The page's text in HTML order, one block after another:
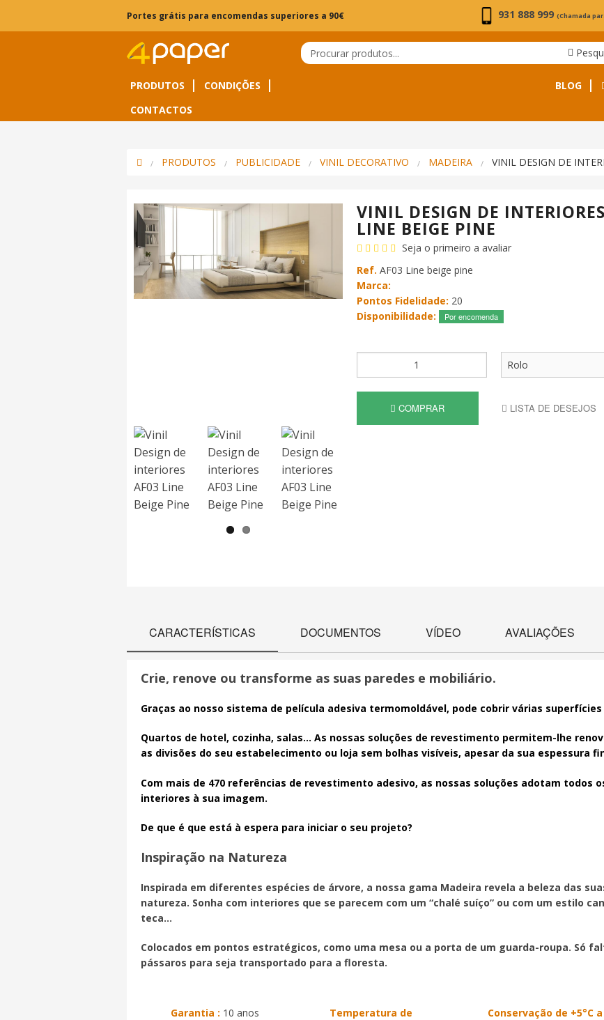
Portes grátis para encomendas superiores a 90€ 931 888 999 (Chamada
PRODUTOS
CONDIÇÕES
CONTACTOS
BLOG
PRODUTOS PUBLICIDADE VINIL DECORATIVO MADEIRA VINIL DESIGN DE
VINIL DESIGN DE
LINE BEIGE PINE
Seja o primeiro a avaliar
Ref. AF03 Line beige pine
Marca:
Pontos Fidelidade: 20
Disponibilidade:
Por encomenda
COMPRAR LISTA DE DESEJOS
CARACTERÍSTICAS DOCUMENTOS VÍDEO AVALIAÇÕES
Crie, renove ou transforme as suas paredes e mobiliário.
Graças ao nosso sistema de película adesiva termomoldável, pode cobrir várias
Quartos de hotel, cozinha, salas... As nossas soluções de revestimento permitem-lhe
as divisões do seu estabelecimento ou loja sem bolhas visíveis, apesar da sua espessura
Com mais de 470 referências de revestimento adesivo, as nossas soluções adotam todos
interiores à sua imagem.
De que é que está à espera para iniciar o seu projeto?
Inspiração na Natureza
Inspirada em diferentes espécies de árvore, a nossa gama Madeira revela a beleza das
natureza. Sonha com interiores que se parecem com um “chalé suíço” ou com um estilo
teca...
Colocados em pontos estratégicos, como uma mesa ou a porta de um guarda-roupa. Só
pássaros para seja transportado para a floresta.
Garantia : 10 anos
Temperatura de
Conservação de +5°C a